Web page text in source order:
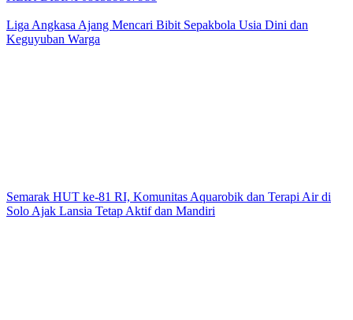
Liga Angkasa Ajang Mencari Bibit Sepakbola Usia Dini dan
Keguyuban Warga
Semarak HUT ke-81 RI, Komunitas Aquarobik dan Terapi Air di
Solo Ajak Lansia Tetap Aktif dan Mandiri